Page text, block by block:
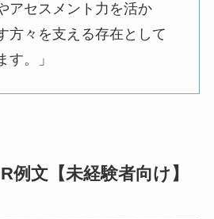
アセスメント力を活か
方々を支える存在として
す。」
例文【未経験者向け】